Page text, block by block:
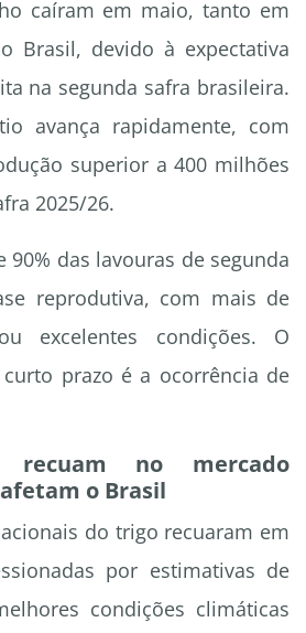
caíram em maio, tanto em
Brasil, devido à expectativa
na segunda safra brasileira.
avança rapidamente, com
superior a 400 milhões
2025/26.
90% das lavouras de segunda
reprodutiva, com mais de
excelentes condições. O
prazo é a ocorrência de
recuam no mercado
o Brasil
do trigo recuaram em
por estimativas de
condições climáticas